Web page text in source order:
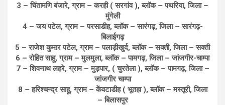
3 – चिंतामणि बंजारे, ग्राम – करही ( सरगांव ), ब्लॉक – पथरिया, जिला –
मुंगेली
4 – जय पटेल, ग्राम – परसाडीह, ब्लॉक – सारंगढ़, जिला – सारंगढ़-
बिलाईगढ़
5 – राजेश कुमार पटेल, ग्राम – पलाड़ीखुर्द, ब्लॉक – सक्ती, जिला – सक्ती
6 – रोहित साहू, ग्राम – मुलमुला, ब्लॉक – पामगढ़, जिला – जांजगीर-चाम्पा
7 – शिवनाथ लहरे, ग्राम – मुड़पार, ( चुरतेला ), ब्लॉक – पामगढ़, जिला –
जांजगीर चाम्पा
8 – हरिश्चन्द्र साहू, ग्राम – केंवटाडीह ( भूतहा ), ब्लॉक – मस्तूरी, जिला
– बिलासपुर